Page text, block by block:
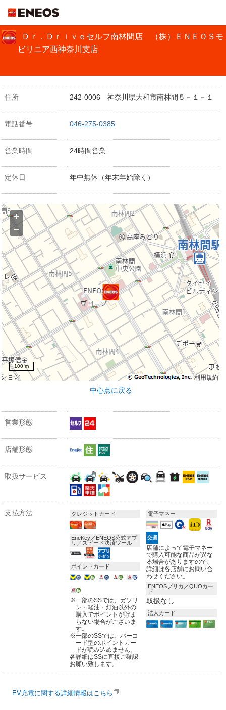
Ｄｒ．Ｄｒｉｖｅセルフ南林間店 （株）ＥＮＥＯＳモ
ビリニア西神奈川支店
住所 242-0006 神奈川県大和市南林間５－１－１
電話番号 046-275-0385
営業時間 24時間営業
定休日 年中無休（年末年始除く）
利用規約
+
−
100 m
中心点に戻る
営業形態
店舗形態
取扱サービス
支払方法 クレジットカード
EneKey／ENEOS公式アプ
リ／スピード決済ツール
ポイントカード
※一部のSSでは、ガソリ
ン・軽油・灯油以外の
購入でポイントが貯ま
らない場合がございま
す。
※一部のSSでは、バーコ
ード型のポイントカー
ドが読み込めません。
各詳細はSSに直接ご確認
お願い致します。
電子マネー
店舗によって電子マネー
で購入可能な商品が異な
る場合がありますので、
詳細は各店舗にお問い合
わせください。
ENEOSプリカ／QUOカー
ド
取扱なし
法人カード
EV充電に関する詳細情報はこちら